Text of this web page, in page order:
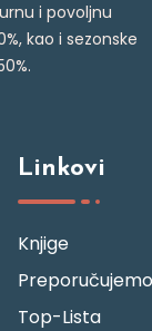
i povoljnu
kao i sezonske
Linkovi
Knjige
Preporučujemo
Top-Lista